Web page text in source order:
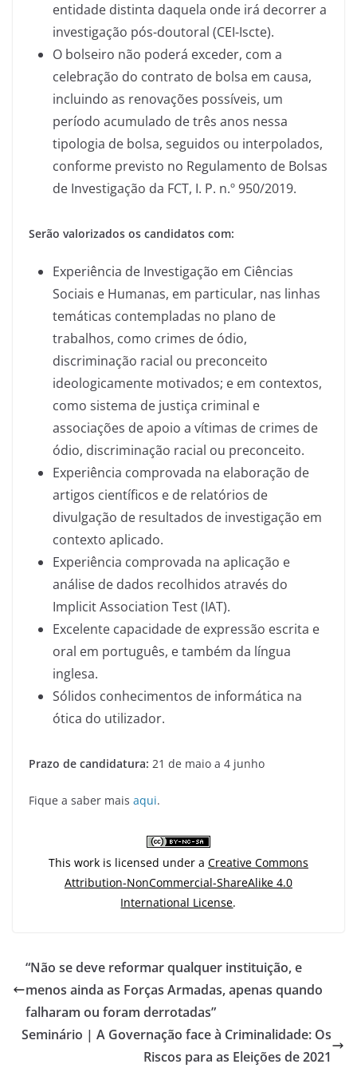
entidade distinta daquela onde irá decorrer a
investigação pós-doutoral (CEI-Iscte).
O bolseiro não poderá exceder, com a
celebração do contrato de bolsa em causa,
incluindo as renovações possíveis, um
período acumulado de três anos nessa
tipologia de bolsa, seguidos ou interpolados,
conforme previsto no Regulamento de Bolsas
de Investigação da FCT, I. P. n.º 950/2019.
Serão valorizados os candidatos com:
Experiência de Investigação em Ciências
Sociais e Humanas, em particular, nas linhas
temáticas contempladas no plano de
trabalhos, como crimes de ódio,
discriminação racial ou preconceito
ideologicamente motivados; e em contextos,
como sistema de justiça criminal e
associações de apoio a vítimas de crimes de
ódio, discriminação racial ou preconceito.
Experiência comprovada na elaboração de
artigos científicos e de relatórios de
divulgação de resultados de investigação em
contexto aplicado.
Experiência comprovada na aplicação e
análise de dados recolhidos através do
Implicit Association Test (IAT).
Excelente capacidade de expressão escrita e
oral em português, e também da língua
inglesa.
Sólidos conhecimentos de informática na
ótica do utilizador.
Prazo de candidatura: 21 de maio a 4 junho
Fique a saber mais aqui.
This work is licensed under a Creative Commons
Attribution-NonCommercial-ShareAlike 4.0
International License.
“Não se deve reformar qualquer instituição, e
menos ainda as Forças Armadas, apenas quando
falharam ou foram derrotadas”
Seminário | A Governação face à Criminalidade: Os
Riscos para as Eleições de 2021